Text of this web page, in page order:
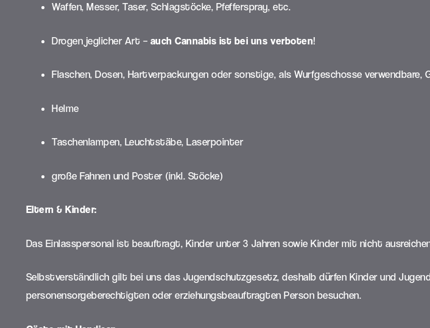
Waffen, Messer, Taser, Schlagstöcke, Pfefferspray, etc.
Drogen jeglicher Art – auch Cannabis ist bei uns verboten!
Flaschen, Dosen, Hartverpackungen oder sonstige, als Wurfgeschosse verwendbare,
Helme
Taschenlampen, Leuchtstäbe, Laserpointer
große Fahnen und Poster (inkl. Stöcke)
Eltern & Kinder:
Das Einlasspersonal ist beauftragt, Kinder unter 3 Jahren sowie Kinder mit nicht
Selbstverständlich gilt bei uns das Jugendschutzgesetz, deshalb dürfen Kinder und
personensorgeberechtigten oder erziehungsbeauftragten Person besuchen.